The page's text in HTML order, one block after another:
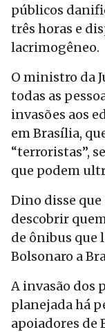
públicos
três horas e
lacrimogêneo.
O ministro da
todas as
invasões aos
em Brasília,
“terroristas”,
que podem
Dino disse
descobrir
de ônibus que
Bolsonaro a
A invasão dos
planejada há
apoiadores de